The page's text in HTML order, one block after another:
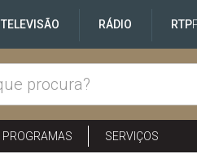
TELEVISÃO RÁDIO RTP
PROGRAMAS SERVIÇOS